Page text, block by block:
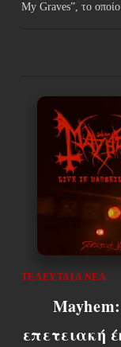
My Graves”, το
ΤΕΛΕΥΤΑΊΑ ΝΈΑ
επετειακή